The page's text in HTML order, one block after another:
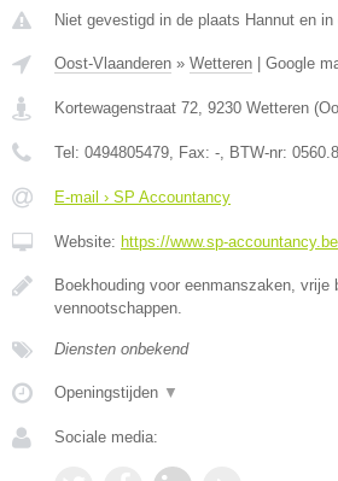
Niet gevestigd in de plaats Hannut en
Oost-Vlaanderen » Wetteren Google
Kortewagenstraat 72, 9230 Wetteren (
Tel: 0494805479, Fax: -, BTW-nr:
E-mail › SP Accountancy
Website: https://www.sp-accountancy.be
Boekhouding voor eenmanszaken, vrije
vennootschappen.
Diensten onbekend
Openingstijden ▼
Sociale media: